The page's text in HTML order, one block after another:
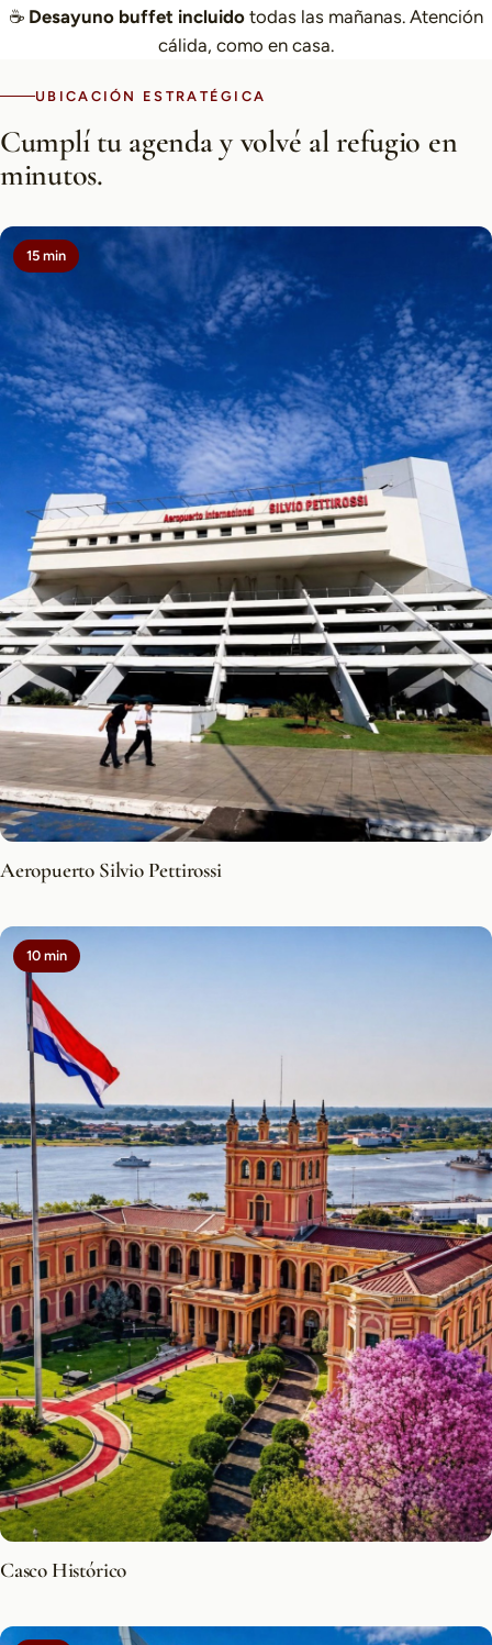
☕ Desayuno buffet incluido todas las mañanas. Atención
cálida, como en casa.
UBICACIÓN ESTRATÉGICA
Cumplí tu agenda y volvé al refugio en
minutos.
15 min
Aeropuerto Silvio Pettirossi
10 min
Casco Histórico